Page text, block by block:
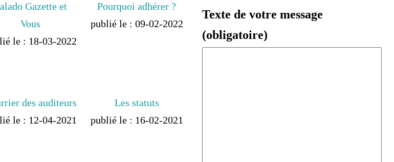
Gazette et
Vous
le : 18-03-2022
Pourquoi adhérer ?
publié le : 09-02-2022
des auditeurs
le : 12-04-2021
Les statuts
publié le : 16-02-2021
Texte de votre message
(obligatoire)